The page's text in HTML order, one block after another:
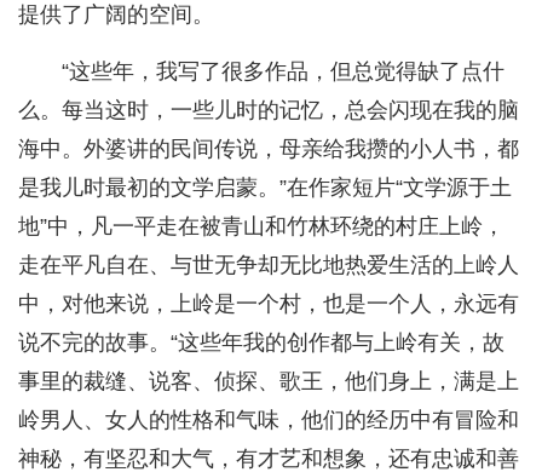
提供了广阔的空间。
“这些年，我写了很多作品，但总觉得缺了点什
么。每当这时，一些儿时的记忆，总会闪现在我的脑
海中。外婆讲的民间传说，母亲给我攒的小人书，都
是我儿时最初的文学启蒙。”在作家短片“文学源于土
地”中，凡一平走在被青山和竹林环绕的村庄上岭，
走在平凡自在、与世无争却无比地热爱生活的上岭人
中，对他来说，上岭是一个村，也是一个人，永远有
说不完的故事。“这些年我的创作都与上岭有关，故
事里的裁缝、说客、侦探、歌王，他们身上，满是上
岭男人、女人的性格和气味，他们的经历中有冒险和
神秘，有坚忍和大气，有才艺和想象，还有忠诚和善